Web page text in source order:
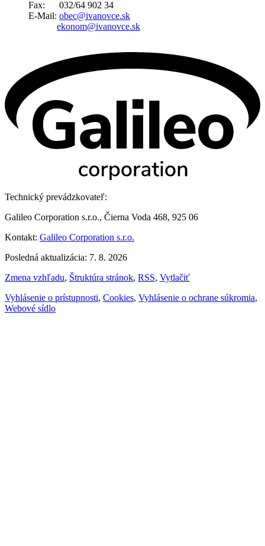
Fax: 032/64 902 34
E-Mail: obec@ivanovce.sk
ekonom@ivanovce.sk
Technický prevádzkovateľ:
Galileo Corporation s.r.o., Čierna Voda 468, 925 06
Kontakt: Galileo Corporation s.r.o.
Posledná aktualizácia: 7. 8. 2026
Zmena vzhľadu, Štruktúra stránok, RSS, Vytlačiť
Vyhlásenie o prístupnosti, Cookies, Vyhlásenie o ochrane súkromia,
Webové sídlo